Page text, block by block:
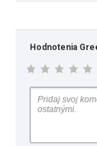
Hodnotenia